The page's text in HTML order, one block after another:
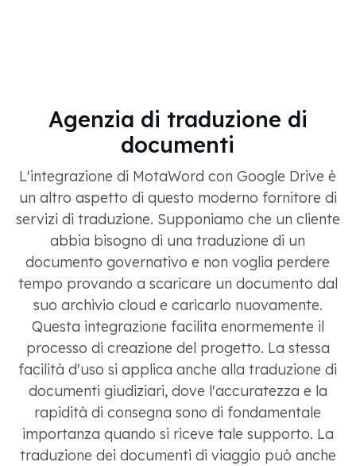
Agenzia di traduzione di
documenti
L'integrazione di MotaWord con Google Drive è
un altro aspetto di questo moderno fornitore di
servizi di traduzione. Supponiamo che un cliente
abbia bisogno di una traduzione di un
documento governativo e non voglia perdere
tempo provando a scaricare un documento dal
suo archivio cloud e caricarlo nuovamente.
Questa integrazione facilita enormemente il
processo di creazione del progetto. La stessa
facilità d'uso si applica anche alla traduzione di
documenti giudiziari, dove l'accuratezza e la
rapidità di consegna sono di fondamentale
importanza quando si riceve tale supporto. La
traduzione dei documenti di viaggio può anche